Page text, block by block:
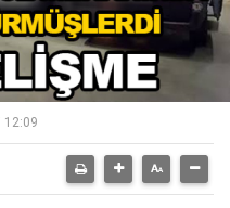
12:09